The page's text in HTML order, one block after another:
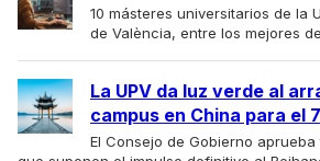
10 másteres universitarios de la
de València, entre los mejores
La UPV da luz verde al
campus en China para el
El Consejo de Gobierno